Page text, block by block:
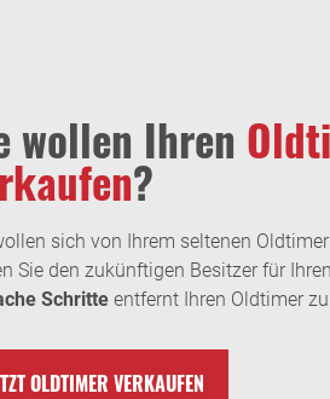
wollen Ihren
?
sich von Ihrem seltenen
Sie den zukünftigen Besitzer für
Schritte entfernt Ihren Oldtimer
OLDTIMER VERKAUFEN